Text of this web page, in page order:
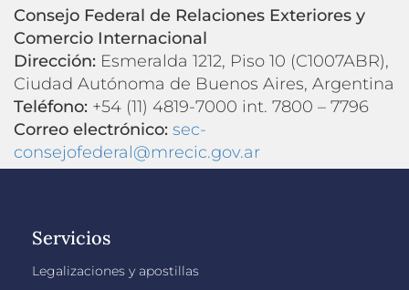
Consejo Federal de Relaciones Exteriores y
Comercio Internacional
Dirección: Esmeralda 1212, Piso 10 (C1007ABR),
Ciudad Autónoma de Buenos Aires, Argentina
Teléfono: +54 (11) 4819-7000 int. 7800 – 7796
Correo electrónico: sec-
consejofederal@mrecic.gov.ar
Servicios
Legalizaciones y apostillas